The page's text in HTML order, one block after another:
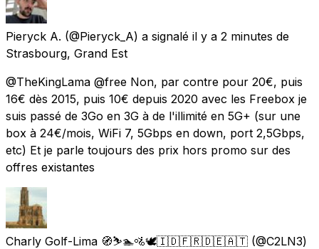
Pieryck A. (@Pieryck_A) a signalé il y a 2 minutes de
Strasbourg, Grand Est
@TheKingLama @free Non, par contre pour 20€, puis
16€ dès 2015, puis 10€ depuis 2020 avec les Freebox je
suis passé de 3Go en 3G à de l'illimité en 5G+ (sur une
box à 24€/mois, WiFi 7, 5Gbps en down, port 2,5Gbps,
etc) Et je parle toujours des prix hors promo sur des
offres existantes
Charly Golf-Lima 🧭⛷️🏊🚵🕊️🇮🇩🇫🇷🇩🇪🇦🇹 (@C2LN3)